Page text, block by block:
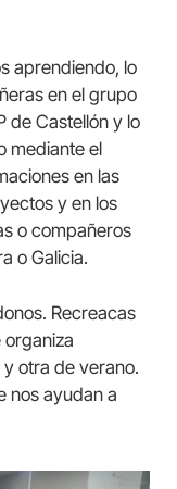
aprendiendo, lo
en el grupo
de Castellón y lo
mediante el
en las
y en los
o compañeros
o Galicia.
Recreacas
organiza
otra de verano.
nos ayudan a